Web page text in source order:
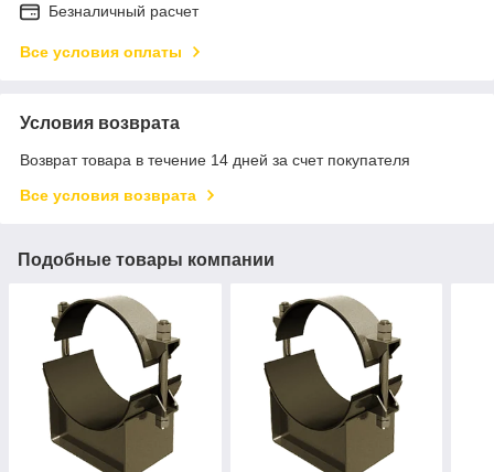
Безналичный расчет
Все условия оплаты
Условия возврата
Возврат товара в течение 14 дней за счет покупателя
Все условия возврата
Подобные товары компании